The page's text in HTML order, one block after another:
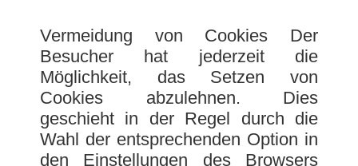
Vermeidung von Cookies Der
Besucher hat jederzeit die
Möglichkeit, das Setzen von
Cookies abzulehnen. Dies
geschieht in der Regel durch die
Wahl der entsprechenden Option in
den Einstellungen des Browsers